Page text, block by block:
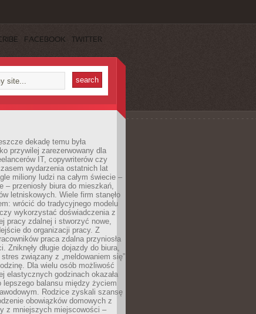
FACEBOOK TWITTER
dekadę temu była
przywilej zarezerwowany dla
IT, copywriterów czy
wydarzenia ostatnich lat
miliony ludzi na całym świecie –
– przeniosły biura do mieszkań,
letniskowych. Wiele firm stanęło
wrócić do tradycyjnego modelu
wykorzystać doświadczenia z
pracy zdalnej i stworzyć nowe,
do organizacji pracy. Z
praca zdalna przyniosła
Zniknęły długie dojazdy do biura,
związany z „meldowaniem się”
Dla wielu osób możliwość
elastycznych godzinach okazała
lepszego balansu między życiem
Rodzice zyskali szansę
obowiązków domowych z
z mniejszych miejscowości –